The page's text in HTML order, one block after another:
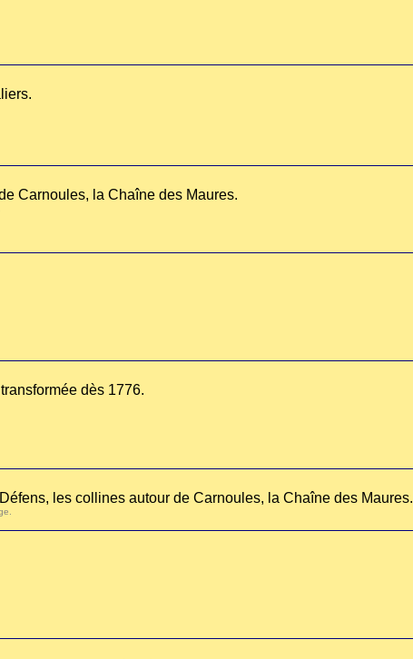
Carnoules, la Chaîne des Maures.
dès 1776.
les collines autour de Carnoules, la Chaîne des Maures.